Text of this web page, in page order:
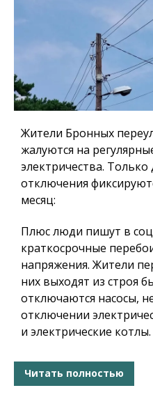
Жители Бронных
жалуются на
электричества.
отключения
месяц:
Плюс люди пишут в
краткосрочные
напряжения. Жители
них выходят из строя
отключаются насосы,
отключении
и электрические котлы.
Читать полностью